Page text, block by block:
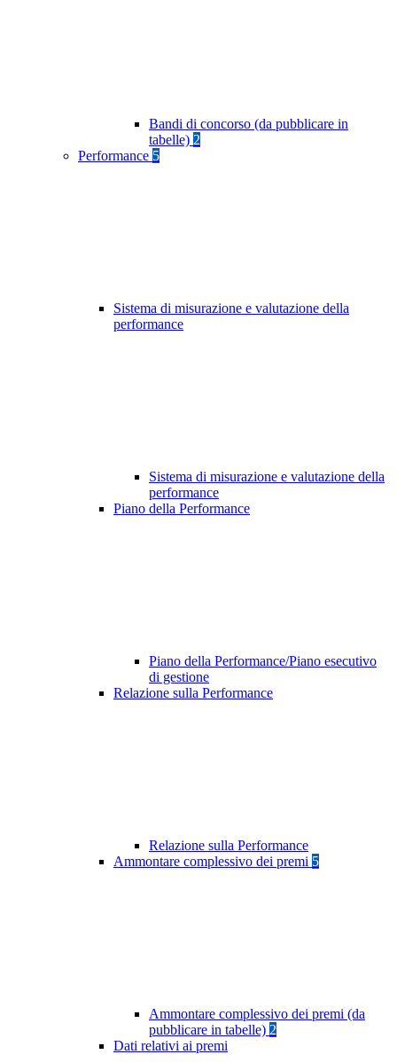
Bandi di concorso (da pubblicare in
tabelle) 2
Performance 5
Sistema di misurazione e valutazione della
performance
Sistema di misurazione e valutazione della
performance
Piano della Performance
Piano della Performance/Piano esecutivo
di gestione
Relazione sulla Performance
Relazione sulla Performance
Ammontare complessivo dei premi 5
Ammontare complessivo dei premi (da
pubblicare in tabelle) 2
Dati relativi ai premi